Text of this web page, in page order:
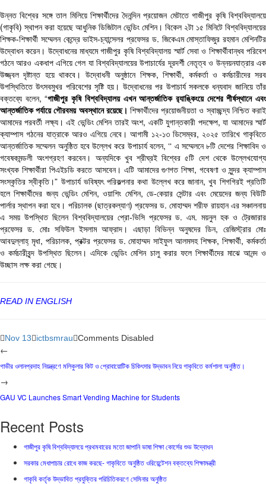
উন্নত বিশ্বের সঙ্গে তাল মিলিয়ে শিক্ষার্থীদের দৈনন্দিন প্রয়োজন মেটাতে গাজীপুর কৃষি বিশ্ববিদ্যালয়ে
(গাকৃবি) স্থাপন করা হয়েছে আধুনিক ডিজিটাল ভেন্ডিং মেশিন। বিকেল ২টা ১৫ মিনিটে বিশ্ববিদ্যালয়ের
শিক্ষক-শিক্ষার্থী সম্মেলন কেন্দ্রে ভাইস-চ্যান্সেলর প্রফেসর ড. জিকেএম মোস্তাফিজুর রহমান মেশিনটির
উদ্বোধন করেন। উদ্বোধনের মাধ্যমে গাজীপুর কৃষি বিশ্ববিদ্যালয় স্মার্ট সেবা ও শিক্ষার্থীবান্ধব পরিবেশ
গঠনে আরও একধাপ এগিয়ে গেল যা বিশ্ববিদ্যালয়ের উপাচার্যের দূরদর্শী নেতৃত্ব ও উন্নয়নযাত্রার এক
উজ্জ্বল দৃষ্টান্ত হয়ে থাকবে। উদ্বোধনী অনুষ্ঠানে শিক্ষক, শিক্ষার্থী, কর্মকর্তা ও কর্মচারীদের সরব
উপস্থিতিতে উৎসবমুখর পরিবেশের সৃষ্টি হয়। উদ্বোধনের পর উপাচার্য সকলকে ধন্যবাদ জানিয়ে তাঁর
বক্তব্যে বলেন, “গাজীপুর কৃষি বিশ্ববিদ্যালয় এখন আন্তর্জাতিক র‌্যাঙ্কিংয়ে দেশের শীর্ষস্থানে এবং
আন্তর্জাতিক পর্যায়ে গৌরবময় অবস্থানে রয়েছে। শিক্ষার্থীদের প্রয়োজনীয়তা ও স্বাচ্ছন্দ্য নিশ্চিত করাই
আমাদের পরবর্তী লক্ষ্য। এই ভেন্ডিং মেশিন তারই অংশ, একটি যুগান্তকারী পদক্ষেপ, যা আমাদের স্মার্ট
ক্যাম্পাস গঠনের যাত্রাকে আরও এগিয়ে নেবে। আগামী ১২-১৩ ডিসেম্বর, ২০২৫ তারিখে গাকৃবিতে
আন্তর্জাতিক সম্মেলন অনুষ্ঠিত হবে উল্লেখ করে উপাচার্য বলেন, ‘‘ এ সম্মেলনে ৮টি দেশের শিক্ষাবিদ ও
গবেষকমন্ডলী অংশগ্রহণ করবেন। অন্যদিকে খুব শ্রীঘ্রই বিশ্বের ৫টি দেশ থেকে উল্লেখযোগ্য
সংখ্যক শিক্ষার্থীরা পিএইচডি করতে আসবেন। এটি আমাদের গুণগত শিক্ষা, গবেষণা ও সুন্দর ক্যাম্পাস
সংস্কৃতির স্বীকৃতি।” উপাচার্য ভবিষ্যৎ পরিকল্পনার কথা উল্লেখ করে জানান, খুব শিগগিরই প্রতিটি
হলে শিক্ষার্থীদের জন্য ভেন্ডিং মেশিন, ওয়াশিং মেশিন, ডে-কেয়ার সেন্টার এবং মেয়েদের জন্য বিউটি
পার্লার স্থাপন করা হবে। পরিচালক (ছাত্রকল্যাণ) প্রফেসর ড. মোহাম্মদ শরীফ রায়হান এর সঞ্চালনায়
এ সময় উপস্থিত ছিলেন বিশ্ববিদ্যালয়ের প্রো-ভিসি প্রফেসর ড. এম. ময়নুল হক ও ট্রেজারার
প্রফেসর ড. মোঃ সফিউল ইসলাম আফ্রাদ। এছাড়া বিভিন্ন অনুষদের ডিন, রেজিস্ট্রার মোঃ
আবদুল্লাহ্ মৃধা, পরিচালক, প্রক্টর প্রফেসর ড. মোহাম্মদ সাইফুল আলমসহ শিক্ষক, শিক্ষার্থী, কর্মকর্তা
ও কর্মচারীবৃন্দ উপস্থিত ছিলেন। এদিকে ভেন্ডিং মেশিন চালু করার ফলে শিক্ষার্থীদের মাঝে আনন্দ ও
উচ্ছাস লক্ষ করা গেছে।
READ IN ENGLISH
Nov 13 ictbsmrau Comments Disabled
←
গাভীর ওলানপ্রদাহ নিয়ন্ত্রণে মলিকুলার কিট ও প্রোবায়োটিক চিকিৎসার উদ্ভাবন নিয়ে গাকৃবিতে কর্মশালা অনুষ্ঠিত।
→
GAU VC Launches Smart Vending Machine for Students
Recent Posts
গাজীপুর কৃষি বিশ্ববিদ্যালয়ে প্রথমবারের মতো জাপানি ভাষা শিক্ষা কোর্সের শুভ উদ্বোধন
সরকার মেধাপাচার রোধে কাজ করছে- গাকৃবিতে অনুষ্ঠিত ওরিয়েন্টেশন বক্তব্যে শিক্ষামন্ত্রী
গাকৃবি কর্তৃক উদ্ভাবিত প্রযুক্তির পরিচিতিকরণে সেমিনার অনুষ্ঠিত